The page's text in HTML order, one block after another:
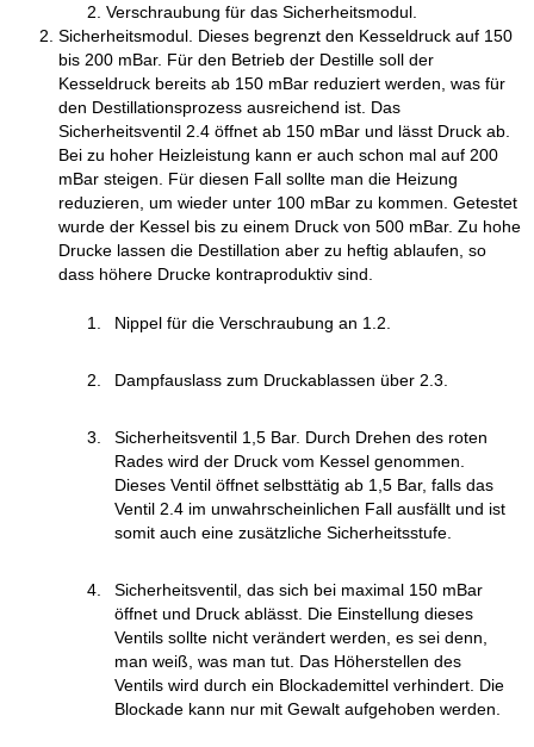
Verschraubung für das Sicherheitsmodul.
Sicherheitsmodul. Dieses begrenzt den Kesseldruck auf 150
bis 200 mBar. Für den Betrieb der Destille soll der
Kesseldruck bereits ab 150 mBar reduziert werden, was für
den Destillationsprozess ausreichend ist. Das
Sicherheitsventil 2.4 öffnet ab 150 mBar und lässt Druck ab.
Bei zu hoher Heizleistung kann er auch schon mal auf 200
mBar steigen. Für diesen Fall sollte man die Heizung
reduzieren, um wieder unter 100 mBar zu kommen. Getestet
wurde der Kessel bis zu einem Druck von 500 mBar. Zu hohe
Drucke lassen die Destillation aber zu heftig ablaufen, so
dass höhere Drucke kontraproduktiv sind.
Nippel für die Verschraubung an 1.2.
Dampfauslass zum Druckablassen über 2.3.
Sicherheitsventil 1,5 Bar. Durch Drehen des roten
Rades wird der Druck vom Kessel genommen.
Dieses Ventil öffnet selbsttätig ab 1,5 Bar, falls das
Ventil 2.4 im unwahrscheinlichen Fall ausfällt und ist
somit auch eine zusätzliche Sicherheitsstufe.
Sicherheitsventil, das sich bei maximal 150 mBar
öffnet und Druck ablässt. Die Einstellung dieses
Ventils sollte nicht verändert werden, es sei denn,
man weiß, was man tut. Das Höherstellen des
Ventils wird durch ein Blockademittel verhindert. Die
Blockade kann nur mit Gewalt aufgehoben werden.